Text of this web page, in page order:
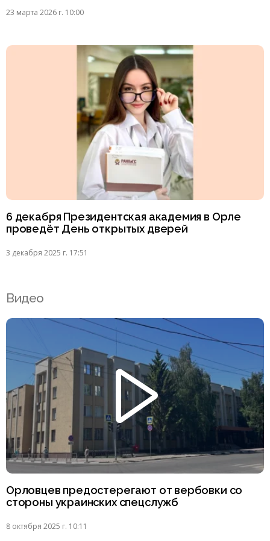
23 марта 2026 г. 10:00
6 декабря Президентская академия в Орле
проведёт День открытых дверей
3 декабря 2025 г. 17:51
Видео
Орловцев предостерегают от вербовки со
стороны украинских спецслужб
8 октября 2025 г. 10:11